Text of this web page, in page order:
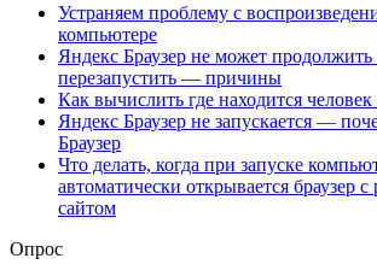
Устраняем проблему с
компьютере
Яндекс Браузер не может продолжить
перезапустить — причины
Как вычислить где находится человек
Яндекс Браузер не запускается —
Браузер
Что делать, когда при запуске
автоматически открывается браузер
сайтом
Опрос